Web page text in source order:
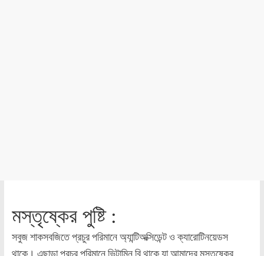
মস্তৃষ্কের পুষ্টি :
সবুজ শাকসবজিতে প্রচুর পরিমানে অ্যান্টিঅক্সিডেন্ট ও ক্যারোটিনয়েডস
থাকে। এছাড়া প্রচুর পরিমানে ভিটামিন বি থাকে যা আমাদের মস্তৃষ্কের